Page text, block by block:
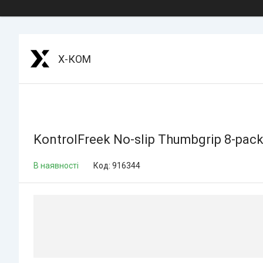
Х-КОМ
KontrolFreek No-slip Thumbgrip 8-
В наявності Код: 916344